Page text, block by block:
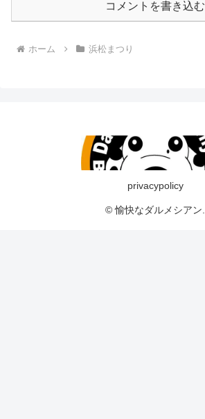
コメントを書き込む
ホーム 浜松まつり
privacypolicy
© 愉快なダルメシアン.